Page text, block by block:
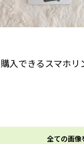
入できるスマホリ
全ての画像